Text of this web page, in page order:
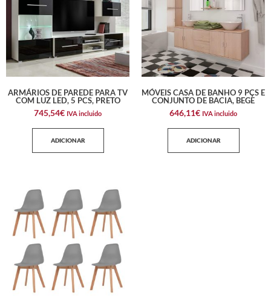
ARMÁRIOS DE PAREDE PARA TV
COM LUZ LED, 5 PCS, PRETO
745,54€ IVA incluido
ADICIONAR
MÓVEIS CASA DE BANHO 9 PÇS E
CONJUNTO DE BACIA, BEGE
646,11€ IVA incluido
ADICIONAR